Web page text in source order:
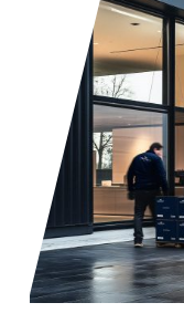
Over ons
Contact
Meer info
Particulier
Algemeen
Opslag
Zakelijk
Verhuizen
Archief
Archief services
Opslag